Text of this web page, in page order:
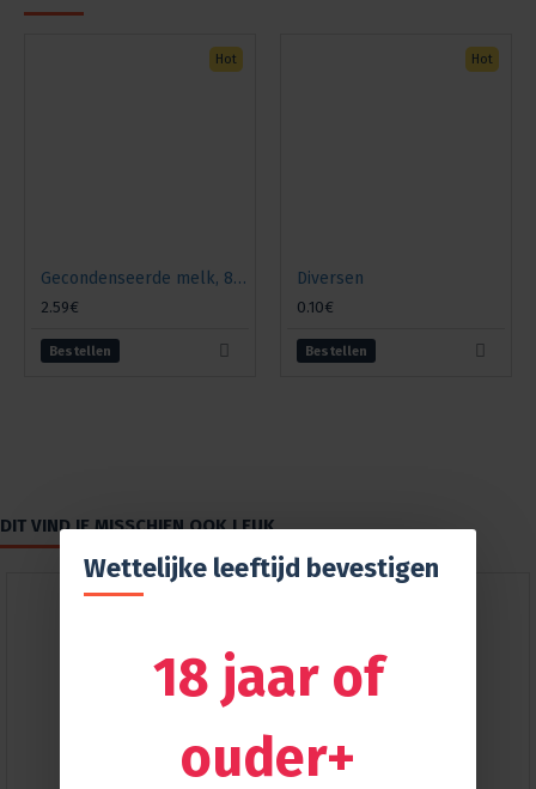
Wettelijke leeftijd bevestigen
18 jaar of
ouder+
Hot
Gecondenseerde melk, 8% vet, 397 gr.
2.59€
Bestellen
Hot
Diversen
0.10€
Bestellen
DIT VIND JE MISSCHIEN OOK LEUK